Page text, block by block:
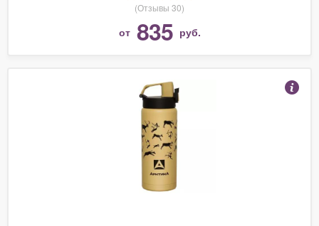
(Отзывы 30)
от 835 руб.